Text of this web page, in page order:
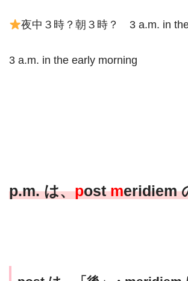
夜中３時？朝３時？ 3 a.m. in
3 a.m. in the early morning
p.m. は、postmeridiem